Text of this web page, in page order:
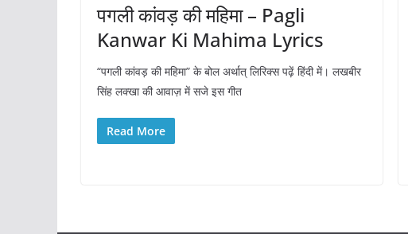
पगली कांवड़ की महिमा – Pagli
Kanwar Ki Mahima Lyrics
“पगली कांवड़ की महिमा” के बोल अर्थात् लिरिक्स पढ़ें हिंदी में। लखबीर
सिंह लक्खा की आवाज़ में सजे इस गीत
Read More